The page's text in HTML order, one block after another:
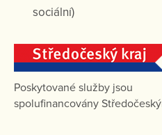
sociální)
Poskytované služby jsou
spolufinancovány